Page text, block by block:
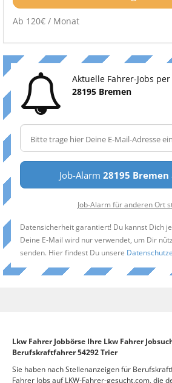
Ab 120€ / Monat
Aktuelle Fahrer-Jobs
28195 Bremen
Job-Alarm 28195 Bremen
Job-Alarm für anderen Ort
Datensicherheit garantiert! Du kannst Dich
Deine E-Mail wird nur verwendet, um Dir
senden. Hier findest Du unsere
Lkw Fahrer Jobbörse Ihre Lkw Fahrer
Berufskraftfahrer 54292 Trier
Sie haben nach Stellenanzeigen für
Fahrer Jobs auf LKW-Fahrer-gesucht.com, die